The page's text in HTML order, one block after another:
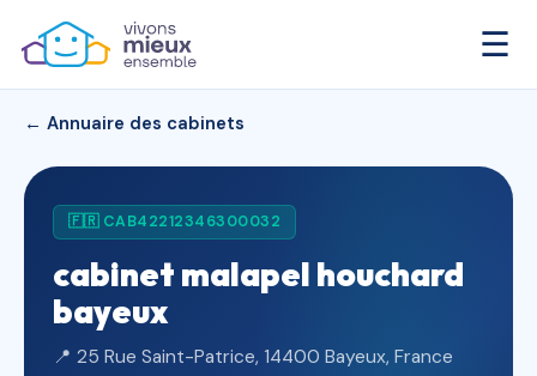
☰
← Annuaire des cabinets
🇫🇷 CAB42212346300032
cabinet malapel houchard
bayeux
📍 25 Rue Saint-Patrice, 14400 Bayeux, France